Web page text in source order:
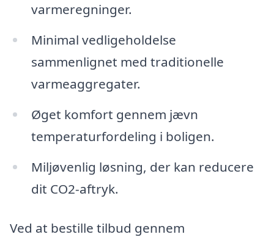
varmeregninger.
Minimal vedligeholdelse
sammenlignet med traditionelle
varmeaggregater.
Øget komfort gennem jævn
temperaturfordeling i boligen.
Miljøvenlig løsning, der kan reducere
dit CO2-aftryk.
Ved at bestille tilbud gennem